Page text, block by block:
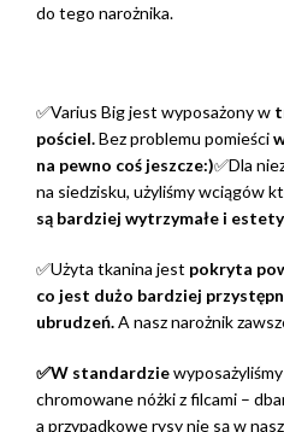
do tego narożnika.
✅Varius Big jest wyposażony w
pościel.Bez problemu pomieści
na pewno coś jeszcze:)✅Dla
na siedzisku, użyliśmy wciągów
są bardziej wytrzymałe i
✅Użyta tkanina jest pokryta
co jest dużo bardziej
ubrudzeń.A nasz narożnik
✅W standardzie
chromowane nóżki z filcami –
a przypadkowe rysy nie są w